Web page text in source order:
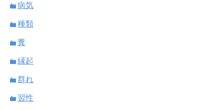
病気
種類
糞
縁起
群れ
習性